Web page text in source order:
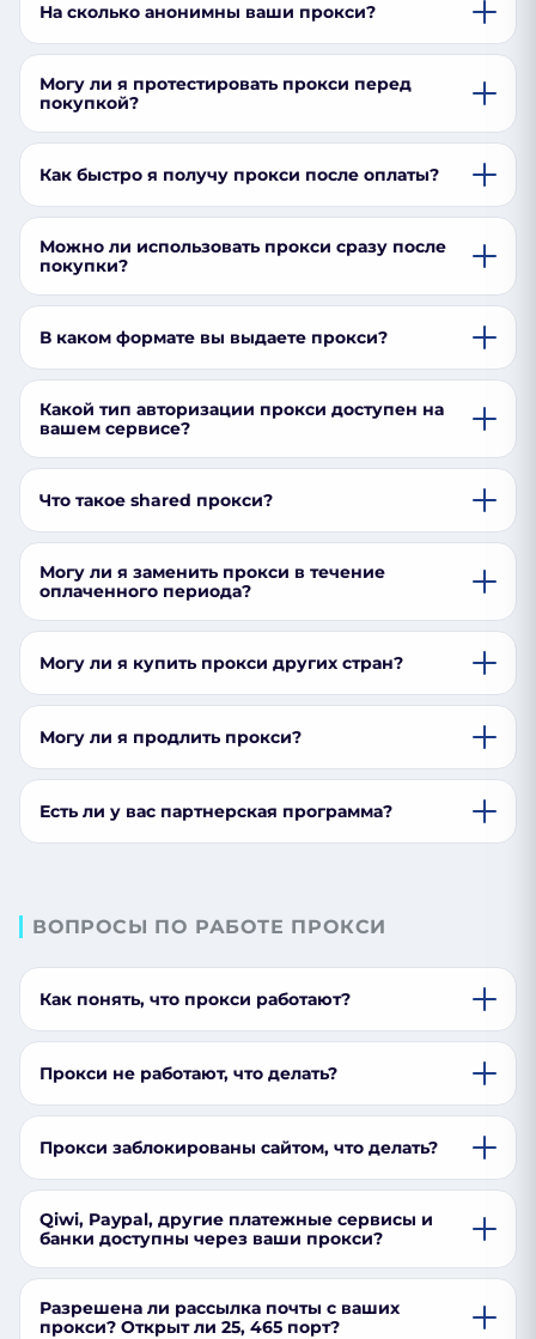
На сколько анонимны ваши прокси?
Могу ли я протестировать прокси перед
покупкой?
Как быстро я получу прокси после оплаты?
Можно ли использовать прокси сразу после
покупки?
В каком формате вы выдаете прокси?
Какой тип авторизации прокси доступен на
вашем сервисе?
Что такое shared прокси?
Могу ли я заменить прокси в течение
оплаченного периода?
Могу ли я купить прокси других стран?
Могу ли я продлить прокси?
Есть ли у вас партнерская программа?
ВОПРОСЫ ПО РАБОТЕ ПРОКСИ
Как понять, что прокси работают?
Прокси не работают, что делать?
Прокси заблокированы сайтом, что делать?
Qiwi, Paypal, другие платежные сервисы и
банки доступны через ваши прокси?
Разрешена ли рассылка почты с ваших
прокси? Открыт ли 25, 465 порт?